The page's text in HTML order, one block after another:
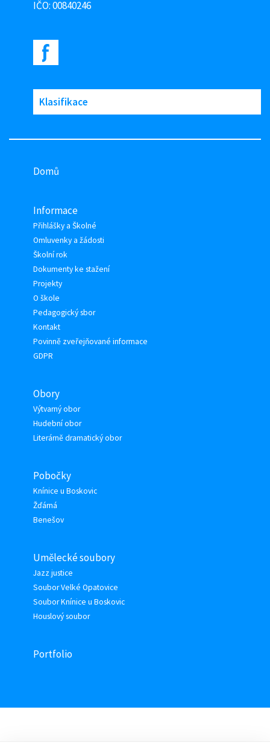
IČO: 00840246
Klasifikace
Domů
Informace
Přihlášky a Školné
Omluvenky a žádosti
Školní rok
Dokumenty ke stažení
Projekty
O škole
Pedagogický sbor
Kontakt
Povinně zveřejňované informace
GDPR
Obory
Výtvarný obor
Hudební obor
Literárně dramatický obor
Pobočky
Knínice u Boskovic
Žďárná
Benešov
Umělecké soubory
Jazz justice
Soubor Velké Opatovice
Soubor Knínice u Boskovic
Houslový soubor
Portfolio